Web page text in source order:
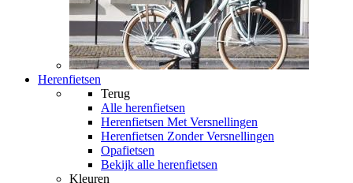
Herenfietsen
Terug
Alle herenfietsen
Herenfietsen Met Versnellingen
Herenfietsen Zonder Versnellingen
Opafietsen
Bekijk alle herenfietsen
Kleuren